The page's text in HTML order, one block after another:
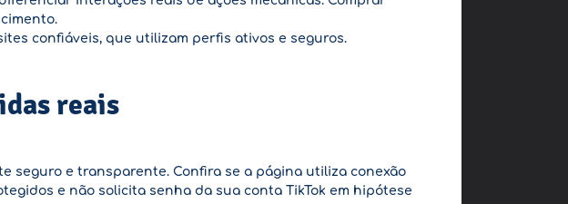
confiáveis, que utilizam perfis ativos e seguros.
reais
seguro e transparente. Confira se a página utiliza conexão
e não solicita senha da sua conta TikTok em hipótese